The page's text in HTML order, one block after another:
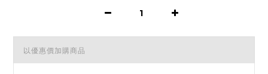
以優惠價加購商品